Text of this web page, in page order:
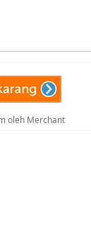
oleh Merchant